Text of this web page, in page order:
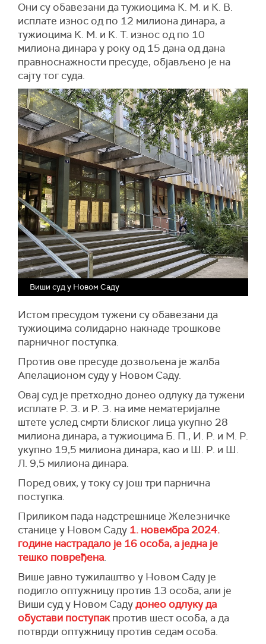
Они су обавезани да тужиоцима К. М. и К. В.
исплате износ од по 12 милиона динара, а
тужиоцима К. М. и К. Т. износ од по 10
милиона динара у року од 15 дана од дана
правноснажности пресуде, објављено је на
сајту тог суда.
Виши суд у Новом Саду
Истом пресудом тужени су обавезани да
тужиоцима солидарно накнаде трошкове
парничног поступка.
Против ове пресуде дозвољена је жалба
Апелационом суду у Новом Саду.
Овај суд је претходно донео одлуку да тужени
исплате Р. З. и Р. З. на име нематеријалне
штете услед смрти блиског лица укупно 28
милиона динара, а тужиоцима Б. П., И. Р. и М. Р.
укупно 19,5 милиона динара, као и Ш. Р. и Ш.
Л. 9,5 милиона динара.
Поред ових, у току су још три парнична
поступка.
Приликом пада надстрешнице Железничке
станице у Новом Саду 1. новембра 2024.
године настрадало је 16 особа, а једна је
тешко повређена.
Више јавно тужилаштво у Новом Саду је
подигло оптужницу против 13 особа, али је
Виши суд у Новом Садудонео одлуку да
обустави поступакпротив шест особа, а да
потврди оптужницу против седам особа.